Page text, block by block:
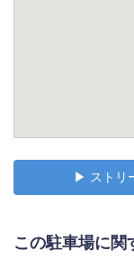
▶︎ ストリ
この駐車場に関